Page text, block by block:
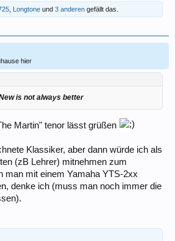
Longtone und 3 anderen gefällt das.
hier
is not always better
Martin" tenor lässt grüßen
Klassiker, aber dann würde ich als
(zB Lehrer) mitnehmen zum
man mit einem Yamaha YTS-2xx
denke ich (muss man noch immer die